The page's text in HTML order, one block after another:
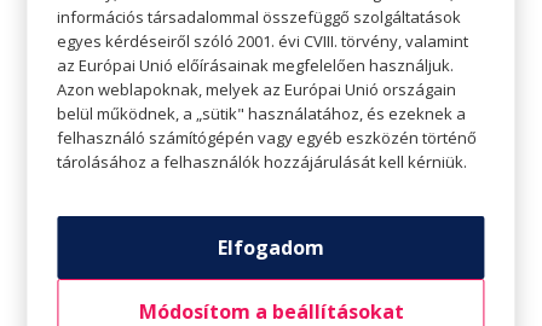
Lehet, hogy az év többi részében ez nem számít,
információs társadalommal összefüggő szolgáltatások
egyes kérdéseiről szóló 2001. évi CVIII. törvény, valamint
az Európai Unió előírásainak megfelelően használjuk.
Azon weblapoknak, melyek az Európai Unió országain
belül működnek, a „sütik" használatához, és ezeknek a
felhasználó számítógépén vagy egyéb eszközén történő
tárolásához a felhasználók hozzájárulását kell kérniük.
Elfogadom
Módosítom a beállításokat